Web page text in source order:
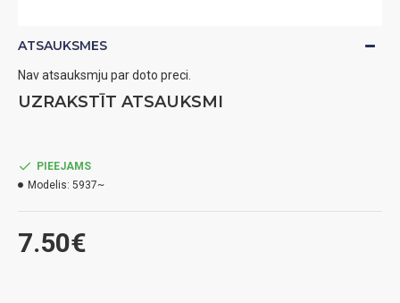
ATSAUKSMES
Nav atsauksmju par doto preci.
UZRAKSTĪT ATSAUKSMI
7.50€
PIEEJAMS
Modelis: 5937~